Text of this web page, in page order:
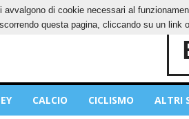
CONTATTI COOKIES PRIVACY POLICY
CALCIO CICLISMO ALTRI
di cookie necessari al
questa pagina, cliccando su un